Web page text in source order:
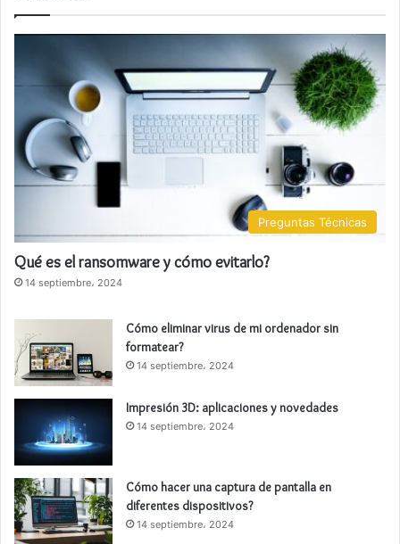
Preguntas Técnicas
Qué es el ransomware y cómo evitarlo?
14 septiembre، 2024
Cómo eliminar virus de mi ordenador sin
formatear?
14 septiembre، 2024
Impresión 3D: aplicaciones y novedades
14 septiembre، 2024
Cómo hacer una captura de pantalla en
diferentes dispositivos?
14 septiembre، 2024